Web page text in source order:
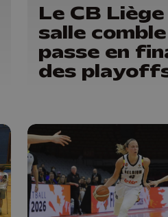
Le CB
salle
passe en
des